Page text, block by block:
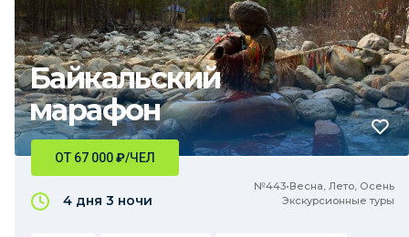
Байкальский
марафон
№443•Весна, Лето, Осень
Экскурсионные туры
ОТ 67 000₽/ЧЕЛ
4 дня 3 ночи